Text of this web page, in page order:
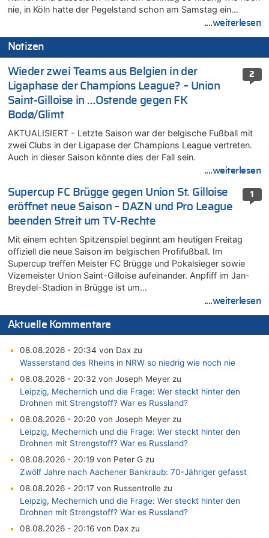
nie, in Köln hatte der Pegelstand schon am Samstag ein…
....weiterlesen
Notizen
2
Wieder zwei Teams aus Belgien in der
Ligaphase der Champions League? – Union
Saint-Gilloise in …Ostende gegen FK
Bodø/Glimt
AKTUALISIERT - Letzte Saison war der belgische Fußball mit
zwei Clubs in der Ligapase der Champions League vertreten.
Auch in dieser Saison könnte dies der Fall sein.
....weiterlesen
1
Supercup FC Brügge gegen Union St. Gilloise
eröffnet neue Saison – DAZN und Pro League
beenden Streit um TV-Rechte
Mit einem echten Spitzenspiel beginnt am heutigen Freitag
offiziell die neue Saison im belgischen Profifußball. Im
Supercup treffen Meister FC Brügge und Pokalsieger sowie
Vizemeister Union Saint-Gilloise aufeinander. Anpfiff im Jan-
Breydel-Stadion in Brügge ist um…
....weiterlesen
Aktuelle Kommentare
08.08.2026 - 20:34 von Dax zu
Wasserstand des Rheins in NRW so niedrig wie noch nie
08.08.2026 - 20:32 von Joseph Meyer zu
Leipzig, Mechernich und die Frage: Wer steckt hinter den
Drohnen mit Strengstoff? War es Russland?
08.08.2026 - 20:20 von Joseph Meyer zu
Leipzig, Mechernich und die Frage: Wer steckt hinter den
Drohnen mit Strengstoff? War es Russland?
08.08.2026 - 20:19 von Peter G zu
Zwölf Jahre nach Aachener Bankraub: 70-Jähriger gefasst
08.08.2026 - 20:17 von Russentrolle zu
Leipzig, Mechernich und die Frage: Wer steckt hinter den
Drohnen mit Strengstoff? War es Russland?
08.08.2026 - 20:16 von Dax zu